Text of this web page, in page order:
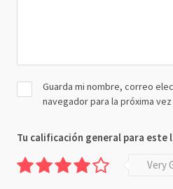
Guarda mi nombre, correo
navegador para la próxima
Tu calificación general para este
Very